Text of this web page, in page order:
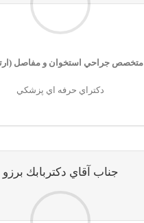
متخصص جراحي استخوان و مفاصل
دكتراي حرفه اي پزشكي
جناب آقاي دكتربابك برزو